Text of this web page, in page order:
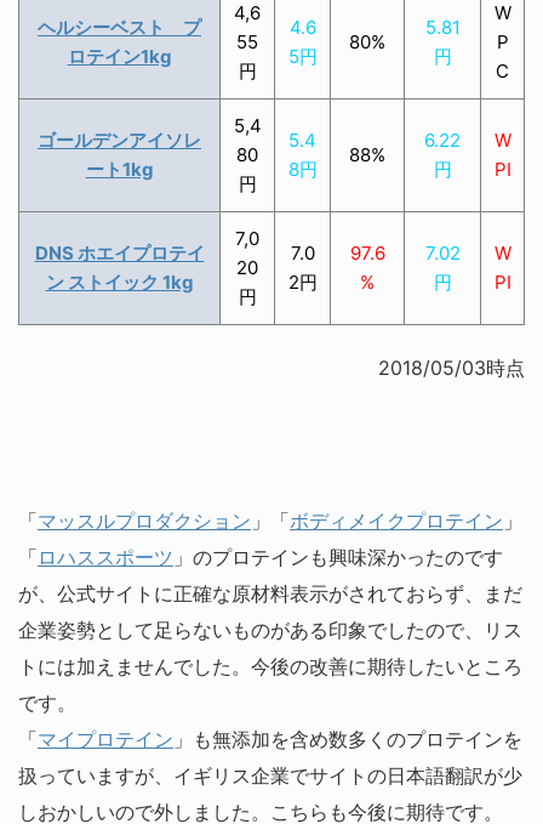
ヘルシーベスト プ
ロテイン1kg
4,6
55
円
4.6
5円
80%
5.81
円
W
P
C
ゴールデンアイソレ
ート1kg
5,4
80
円
5.4
8円
88%
6.22
円
W
PI
DNS ホエイプロテイ
ン ストイック 1kg
7,0
20
円
7.0
2円
97.6
%
7.02
円
W
PI
2018/05/03時点
「マッスルプロダクション 」「ボディメイクプロテイン 」
「 ロハススポーツ 」のプロテインも興味深かったのです
が、公式サイトに正確な原材料表示がされておらず、まだ
企業姿勢として足らないものがある印象でしたので、リス
トには加えませんでした。今後の改善に期待したいところ
です。
「マイプロテイン 」も無添加を含め数多くのプロテインを
扱っていますが、イギリス企業でサイトの日本語翻訳が少
しおかしいので外しました。こちらも今後に期待です。